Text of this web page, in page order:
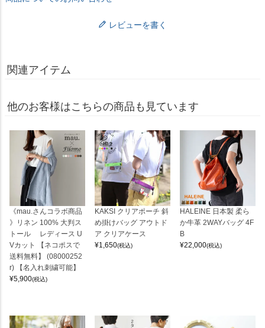
レビューを書く
関連アイテム
他のお客様はこちらの商品も見ています
《mau.さんコラボ商品
》リネン 100% 大判ス
トール レディース U
Vカット 【ネコポスで
送料無料】 (08000252
r) 【名入れ刺繍可能】
¥5,900(税込)
KAKSI クリアポーチ 斜
め掛けバッグ アウトド
ア クリアケース
¥1,650(税込)
HALEINE 日本製 柔ら
か牛革 2WAYバッグ 4F
B
¥22,000(税込)